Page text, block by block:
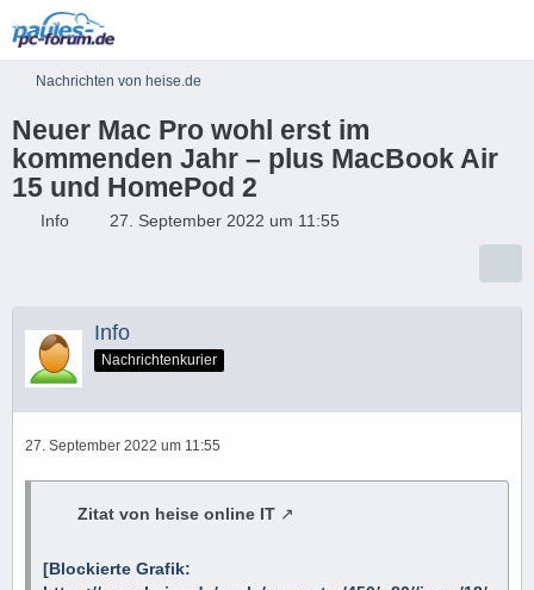
Nachrichten von heise.de
Neuer Mac Pro wohl erst im
kommenden Jahr – plus MacBook Air
15 und HomePod 2
Info 27. September 2022 um 11:55
Info
Nachrichtenkurier
27. September 2022 um 11:55
Zitat von heise online IT
[Blockierte Grafik: